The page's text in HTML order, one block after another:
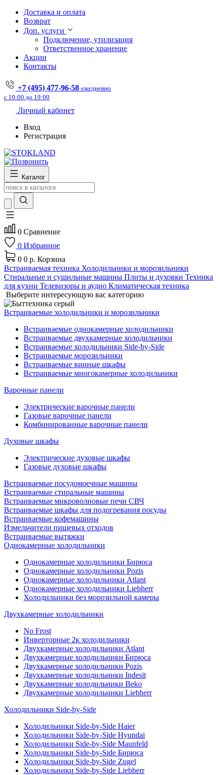
Доставка и оплата
Возврат
Доп. услуги
Подключение, утилизация
Ответственное хранение
Акции
Контакты
+7 (495) 477-96-58 ежедневно
с 10:00 до 19:00
Личный кабинет
Вход
Регистрация
Каталог
0 Сравнение
0 Избранное
0 0 р. Корзина
Встраиваемая техника Холодильники и морозильники
Стиральные и сушильные машины Плиты и духовки Техника
для кухни Телевизоры и аудио Климатическая техника
Выберите интересующую вас категорию
Встраиваемые холодильники и морозильники
Встраиваемые однокамерные холодильники
Встраиваемые двухкамерные холодильники
Встраиваемые холодильники Side-by-Side
Встраиваемые морозильники
Встраиваемые винные шкафы
Встраиваемые многокамерные холодильники
Варочные панели
Электрические варочные панели
Газовые варочные панели
Комбинированные варочные панели
Духовые шкафы
Электрические духовые шкафы
Газовые духовые шкафы
Встраиваемые посудомоечные машины
Встраиваемые стиральные машины
Встраиваемые микроволновые печи СВЧ
Встраиваемые шкафы для подогревания посуды
Встраиваемые кофемашины
Измельчители пищевых отходов
Встраиваемые вытяжки
Однокамерные холодильники
Однокамерные холодильники Бирюса
Однокамерные холодильники Pozis
Однокамерные холодильники Atlant
Однокамерные холодильники Liebherr
Холодильники без морозильной камеры
Двухкамерные холодильники
No Frost
Инверторные 2к холодильники
Двухкамерные холодильники Atlant
Двухкамерные холодильники Бирюса
Двухкамерные холодильники Pozis
Двухкамерные холодильники Indesit
Двухкамерные холодильники Beko
Двухкамерные холодильники Liebherr
Холодильники Side-by-Side
Холодильники Side-by-Side Haier
Холодильники Side-by-Side Hyundai
Холодильники Side-by-Side Maunfeld
Холодильники Side-by-Side Бирюса
Холодильники Side-by-Side Zugel
Холодильники Side-by-Side Liebherr